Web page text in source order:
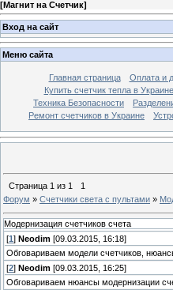
[Магнит на Счетчик]
Вход на сайт
Меню сайта
Главная страница Оплата и
Купить счетчик тепла в Украине
Техника Безопасности
Ремонт счетчиков в Украине
Страница 1 из 1
1
Форум » Счетчики света с пультами »
Модернизация счетчиков счета
[1 ] Neodim [09.03.2015, 16:18]
Обговариваем модели счетчиков,
[2] Neodim [09.03.2015, 16:25]
Обговариваем нюансы модернизации